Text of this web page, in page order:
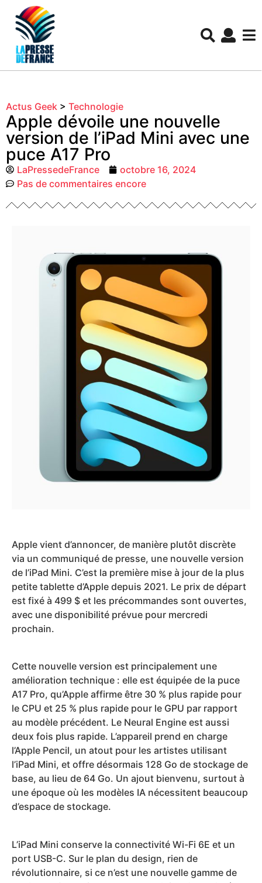
Actus Geek > Technologie
Apple dévoile une nouvelle
version de l’iPad Mini avec une
puce A17 Pro
LaPressedeFrance
octobre 16, 2024
Pas de commentaires encore
Apple vient d’annoncer, de manière plutôt discrète
via un communiqué de presse, une nouvelle version
de l’iPad Mini. C’est la première mise à jour de la plus
petite tablette d’Apple depuis 2021. Le prix de départ
est fixé à 499 $ et les précommandes sont ouvertes,
avec une disponibilité prévue pour mercredi
prochain.
Cette nouvelle version est principalement une
amélioration technique : elle est équipée de la puce
A17 Pro, qu’Apple affirme être 30 % plus rapide pour
le CPU et 25 % plus rapide pour le GPU par rapport
au modèle précédent. Le Neural Engine est aussi
deux fois plus rapide. L’appareil prend en charge
l’Apple Pencil, un atout pour les artistes utilisant
l’iPad Mini, et offre désormais 128 Go de stockage de
base, au lieu de 64 Go. Un ajout bienvenu, surtout à
une époque où les modèles IA nécessitent beaucoup
d’espace de stockage.
L’iPad Mini conserve la connectivité Wi-Fi 6E et un
port USB-C. Sur le plan du design, rien de
révolutionnaire, si ce n’est une nouvelle gamme de